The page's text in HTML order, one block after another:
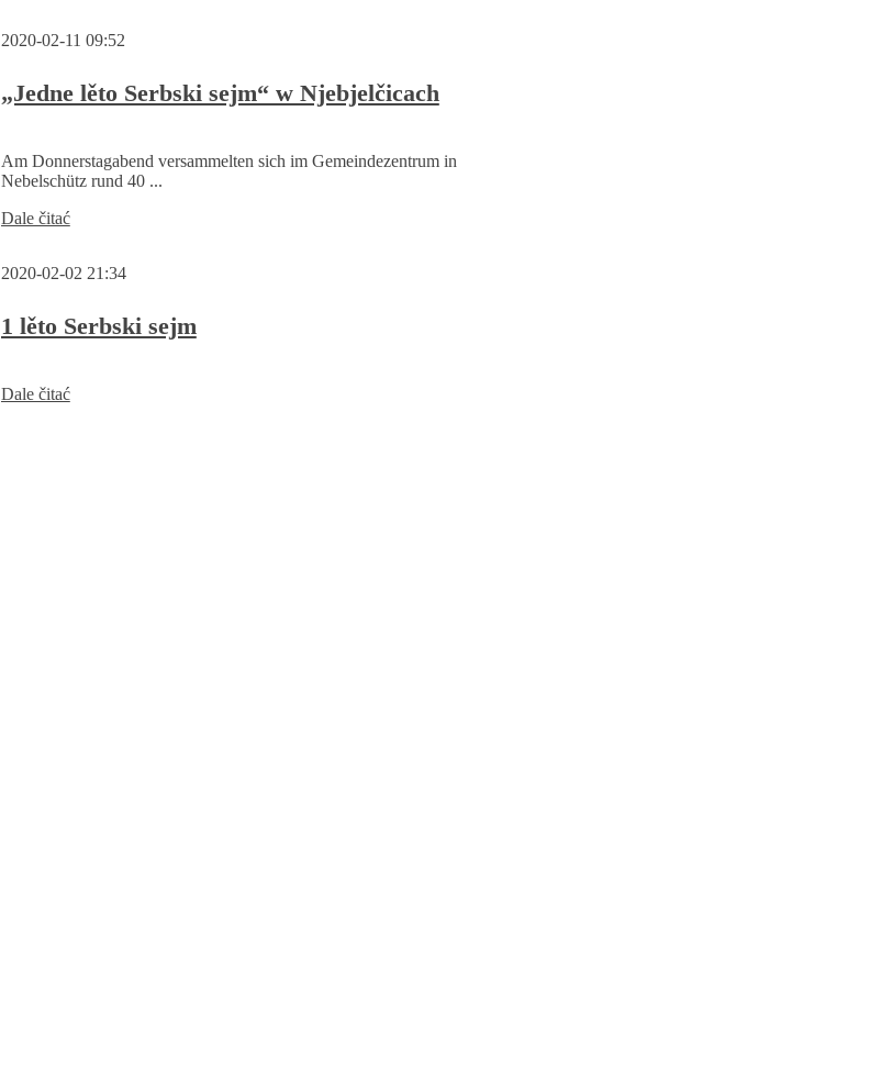
planowanych
reformach
1
Serbski
Sejm
Schritt
zur
des
2020-02-11 09:52
„Jedne lěto Serbski sejm“ w Njebjelčicach
Am Donnerstagabend versammelten sich im Gemeindezentrum in
Nebelschütz rund 40 ...
Dale čitać„Jedne
sejm“
Njebjelčicach
2020-02-02 21:34
1 lěto Serbski sejm
Dale čitać1